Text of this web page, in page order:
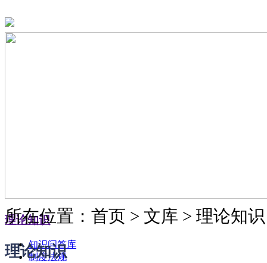
理论知识
知识问答库
制度法规
所在位置：首页 > 文库 > 理论知识
理论知识